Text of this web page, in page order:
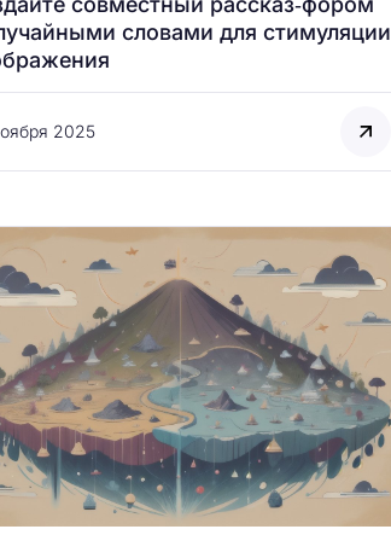
словами для стимуляции
2025